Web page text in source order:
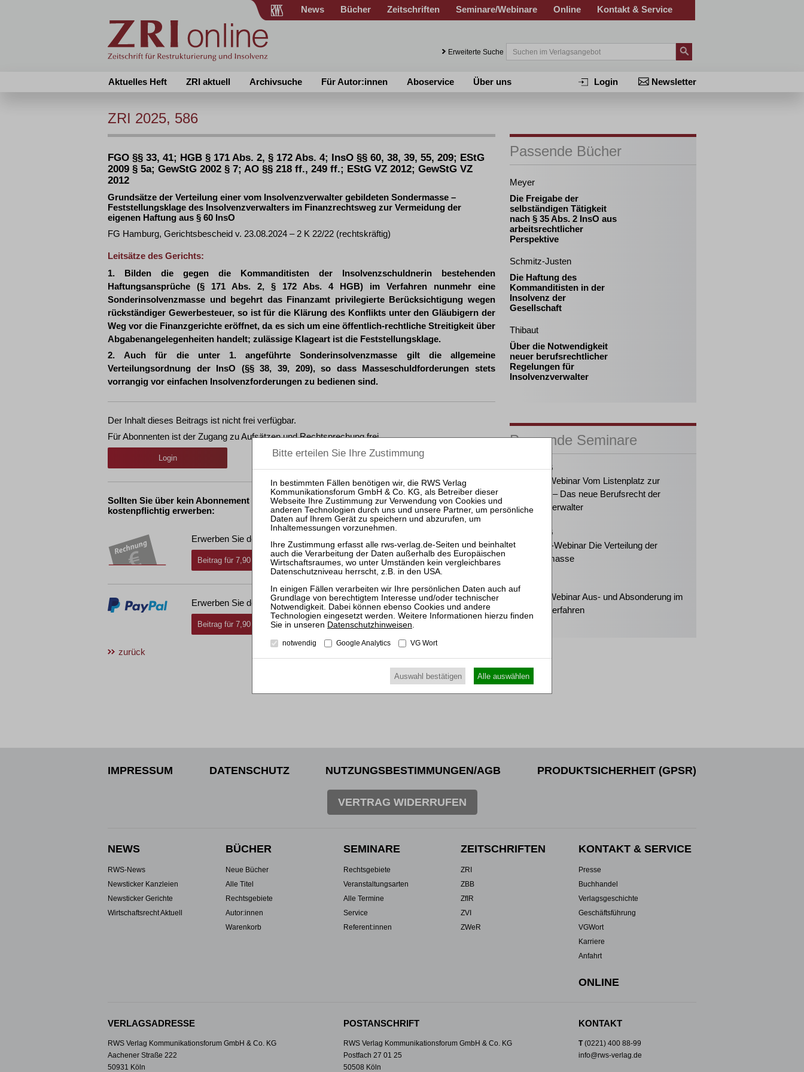
News Bücher Zeitschriften Seminare/Webinare Online Kontakt & Service
Erweiterte Suche
Aktuelles Heft ZRI aktuell Archivsuche Für Autor:innen Aboservice Über uns Newsletter
Login
ZRI 2025, 586
FGO §§ 33, 41; HGB § 171 Abs. 2, § 172 Abs. 4; InsO §§ 60, 38, 39, 55, 209; EStG
2009 § 5a; GewStG 2002 § 7; AO §§ 218 ff., 249 ff.; EStG VZ 2012; GewStG VZ
2012
Grundsätze der Verteilung einer vom Insolvenzverwalter gebildeten Sondermasse –
Feststellungsklage des Insolvenzverwalters im Finanzrechtsweg zur Vermeidung der
eigenen Haftung aus § 60 InsO
FG Hamburg, Gerichtsbescheid v. 23.08.2024 – 2 K 22/22 (rechtskräftig)
Leitsätze des Gerichts:
1. Bilden die gegen die Kommanditisten der Insolvenzschuldnerin bestehenden
Haftungsansprüche (§ 171 Abs. 2, § 172 Abs. 4 HGB) im Verfahren nunmehr eine
Sonderinsolvenzmasse und begehrt das Finanzamt privilegierte Berücksichtigung wegen
rückständiger Gewerbesteuer, so ist für die Klärung des Konflikts unter den Gläubigern der
Weg vor die Finanzgerichte eröffnet, da es sich um eine öffentlich-rechtliche Streitigkeit über
Abgabenangelegenheiten handelt; zulässige Klageart ist die Feststellungsklage.
2. Auch für die unter 1. angeführte Sonderinsolvenzmasse gilt die allgemeine
Verteilungsordnung der InsO (§§ 38, 39, 209), so dass Masseschuldforderungen stets
vorrangig vor einfachen Insolvenzforderungen zu bedienen sind.
Der Inhalt dieses Beitrags ist nicht frei verfügbar.
Für Abonnenten ist der Zugang zu Aufsätzen und Rechtsprechung frei.
Login
Sollten Sie über kein Abonnement verfügen, können Sie den gewünschten Beitrag trotzdem
kostenpflichtig erwerben:
Erwerben Sie den gewünschten Beitrag kostenpflichtig per Rechnung.
Beitrag für 7,90 € inkl. 7 % MwSt. kaufen
Erwerben Sie den gewünschten Beitrag kostenpflichtig mitPayPal.
Beitrag für 7,90 € inkl. 7 % MwSt. kaufen
zurück
Passende Bücher
Meyer
Die Freigabe der
selbständigen Tätigkeit
nach § 35 Abs. 2 InsO aus
arbeitsrechtlicher
Perspektive
Schmitz-Justen
Die Haftung des
Kommanditisten in der
Insolvenz der
Gesellschaft
Thibaut
Über die Notwendigkeit
neuer berufsrechtlicher
Regelungen für
Insolvenzverwalter
Passende Seminare
25.08.2026
Praktiker-Webinar Vom Listenplatz zur
Zulassung – Das neue Berufsrecht der
Insolvenzverwalter
14.10.2026
Mitarbeiter-Webinar Die Verteilung der
Insolvenzmasse
16.11.2026
Praktiker-Webinar Aus- und Absonderung im
Insolvenzverfahren
IMPRESSUM DATENSCHUTZ NUTZUNGSBESTIMMUNGEN/AGB PRODUKTSICHERHEIT (GPSR)
VERTRAG WIDERRUFEN
NEWS
RWS-News
Newsticker Kanzleien
Newsticker Gerichte
Wirtschaftsrecht Aktuell
BÜCHER
Neue Bücher
Alle Titel
Rechtsgebiete
Autor:innen
Warenkorb
SEMINARE
Rechtsgebiete
Veranstaltungsarten
Alle Termine
Service
Referent:innen
ZEITSCHRIFTEN
ZRI
ZBB
ZfIR
ZVI
ZWeR
KONTAKT & SERVICE
Presse
Buchhandel
Verlagsgeschichte
Geschäftsführung
VGWort
Karriere
Anfahrt
ONLINE
VERLAGSADRESSE
RWS Verlag Kommunikationsforum GmbH & Co. KG
Aachener Straße 222
50931 Köln
POSTANSCHRIFT
RWS Verlag Kommunikationsforum GmbH & Co. KG
Postfach 27 01 25
50508 Köln
KONTAKT
T(0221) 400 88-99
info@rws-verlag.de
Datenschutzhinweisen
notwendig Google Analytics VG Wort
Auswahl bestätigen Alle auswählen